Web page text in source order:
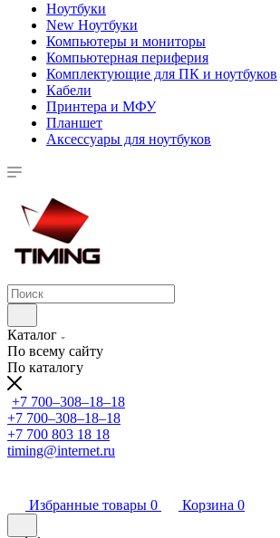
Ноутбуки
New Ноутбуки
Компьютеры и мониторы
Компьютерная периферия
Комплектующие для ПК и ноутбуков
Кабели
Принтера и МФУ
Планшет
Аксессуары для ноутбуков
Каталог
По всему сайту
По каталогу
+7 700‒308‒18‒18
+7 700‒308‒18‒18
+7 700 803 18 18
timing@internet.ru
Избранные товары 0 Корзина 0